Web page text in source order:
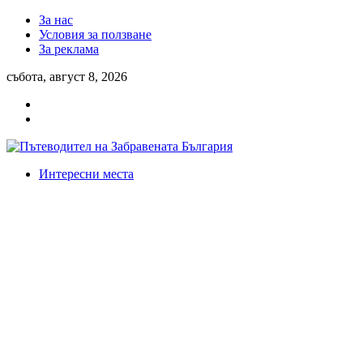
За нас
Условия за ползване
За реклама
събота, август 8, 2026
Интересни места